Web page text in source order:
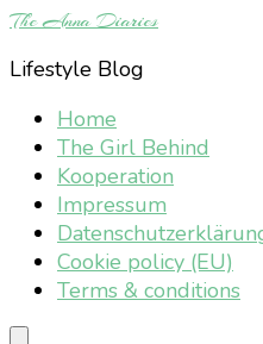
The Anna Diaries
Lifestyle Blog
Home
The Girl Behind
Kooperation
Impressum
Cookie policy (EU)
Terms & conditions